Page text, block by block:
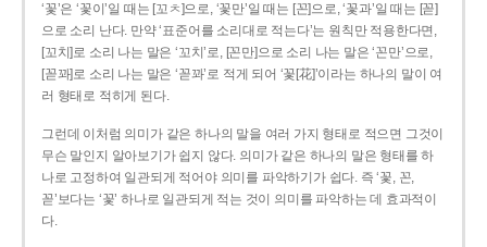
‘꽃’은 ‘꽃이’일 때는 [꼬ㅊ]으로, ‘꽃만’일 때는 [꼰]으로, ‘꽃과’일 때는 [꼳]
으로 소리 난다. 만약 ‘표준어를 소리대로 적는다’는 원칙만 적용한다면,
[꼬치]로 소리 나는 말은 ‘꼬치’로, [꼰만]으로 소리 나는 말은 ‘꼰만’으로,
[꼳꽈]로 소리 나는 말은 ‘꼳꽈’로 적게 되어 ‘꽃[花]’이라는 하나의 말이 여
러 형태로 적히게 된다.
그런데 이처럼 의미가 같은 하나의 말을 여러 가지 형태로 적으면 그것이
무슨 말인지 알아보기가 쉽지 않다. 의미가 같은 하나의 말은 형태를 하
나로 고정하여 일관되게 적어야 의미를 파악하기가 쉽다. 즉 ‘꽃, 꼰,
꼳’보다는 ‘꽃’ 하나로 일관되게 적는 것이 의미를 파악하는 데 효과적이
다.